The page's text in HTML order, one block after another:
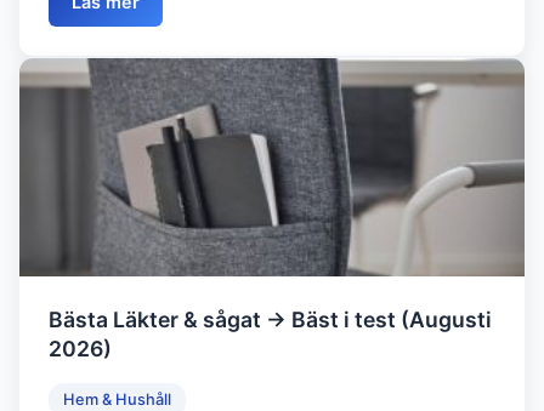
Bästa Läkter & sågat → Bäst i test (Augusti
2026)
Hem & Hushåll